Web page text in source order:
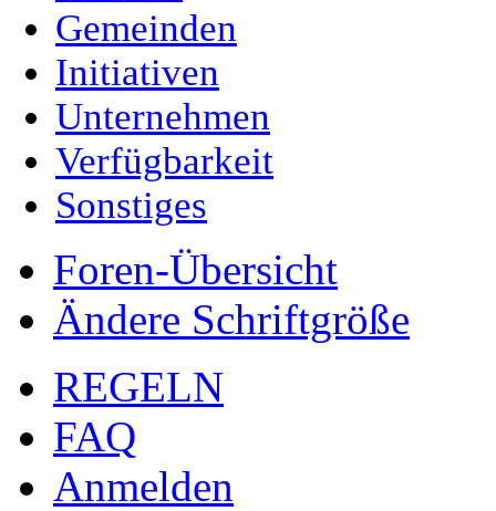
Gemeinden
Initiativen
Unternehmen
Verfügbarkeit
Sonstiges
Foren-Übersicht
Ändere Schriftgröße
REGELN
FAQ
Anmelden